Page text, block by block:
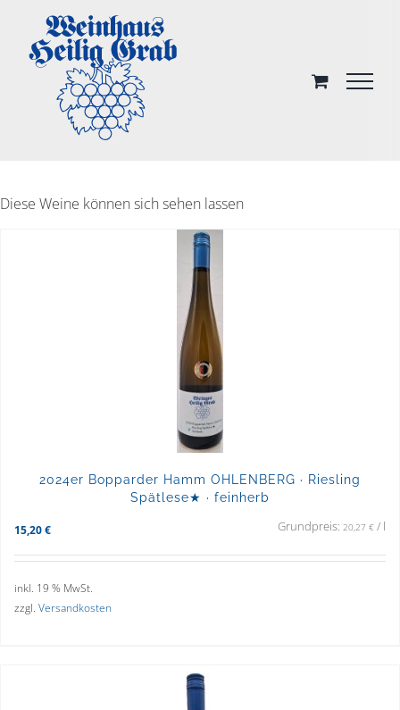
content
Diese Weine können sich sehen lassen
2024er Bopparder Hamm OHLENBERG · Riesling
Spätlese★ · feinherb
15,20 € Grundpreis: 20,27 € / l
inkl. 19 % MwSt.
zzgl. Versandkosten